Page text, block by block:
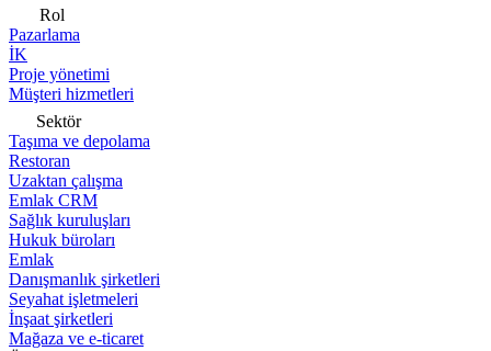
Rol
Pazarlama
İK
Proje yönetimi
Müşteri hizmetleri
Sektör
Taşıma ve depolama
Restoran
Uzaktan çalışma
Emlak CRM
Sağlık kuruluşları
Hukuk büroları
Emlak
Danışmanlık şirketleri
Seyahat işletmeleri
İnşaat şirketleri
Mağaza ve e-ticaret